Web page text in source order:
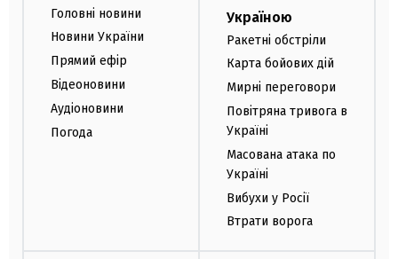
Головні новини
Новини України
Прямий ефір
Відеоновини
Аудіоновини
Погода
Україною
Ракетні обстріли
Карта бойових дій
Мирні переговори
Повітряна тривога в
Україні
Масована атака по
Україні
Вибухи у Росії
Втрати ворога